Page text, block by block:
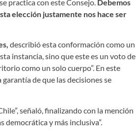
practica con este Consejo. Debemos
elección justamente nos hace ser
describió esta conformación como un
instancia, sino que este es un voto de
como un solo cuerpo”. En este
de que las decisiones se
señaló, finalizando con la mención
y más inclusiva”.